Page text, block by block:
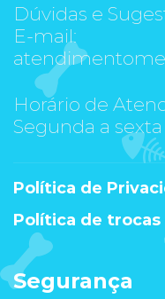
Dúvidas e
E-mail:
Horário de
Segunda a
Política de
Política de
Segurança